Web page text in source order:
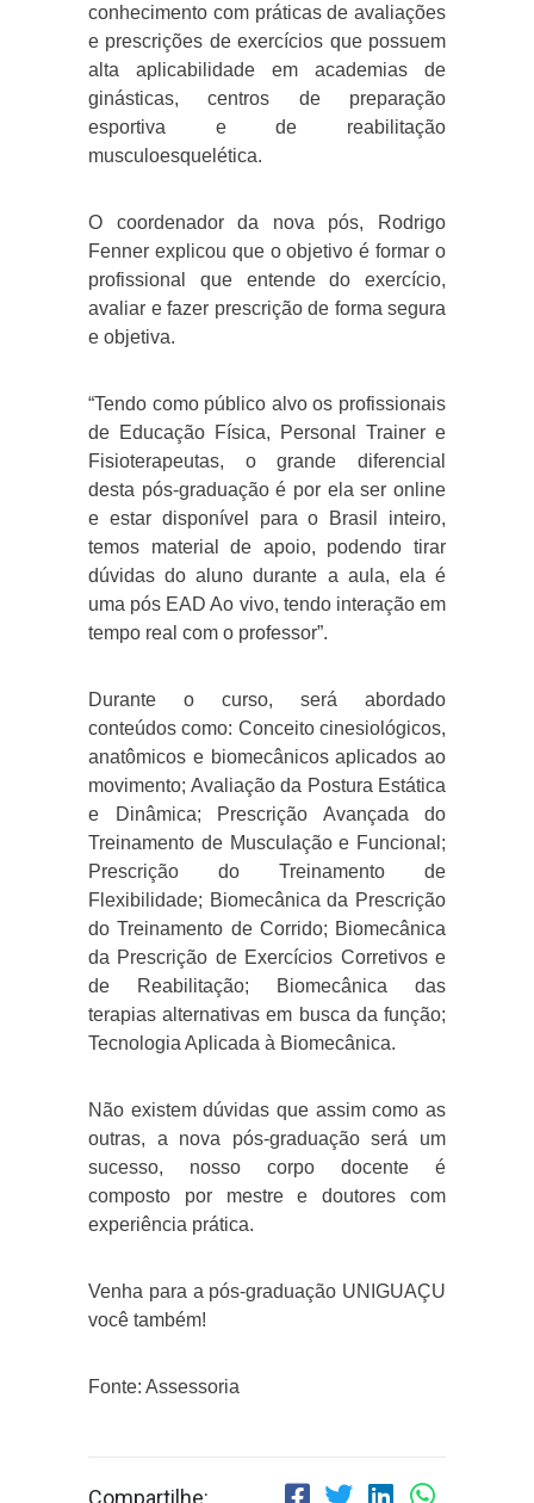
conhecimento com práticas de avaliações
e prescrições de exercícios que possuem
alta aplicabilidade em academias de
ginásticas, centros de preparação
esportiva e de reabilitação
musculoesquelética.
O coordenador da nova pós, Rodrigo
Fenner explicou que o objetivo é formar o
profissional que entende do exercício,
avaliar e fazer prescrição de forma segura
e objetiva.
“Tendo como público alvo os profissionais
de Educação Física, Personal Trainer e
Fisioterapeutas, o grande diferencial
desta pós-graduação é por ela ser online
e estar disponível para o Brasil inteiro,
temos material de apoio, podendo tirar
dúvidas do aluno durante a aula, ela é
uma pós EAD Ao vivo, tendo interação em
tempo real com o professor”.
Durante o curso, será abordado
conteúdos como: Conceito cinesiológicos,
anatômicos e biomecânicos aplicados ao
movimento; Avaliação da Postura Estática
e Dinâmica; Prescrição Avançada do
Treinamento de Musculação e Funcional;
Prescrição do Treinamento de
Flexibilidade; Biomecânica da Prescrição
do Treinamento de Corrido; Biomecânica
da Prescrição de Exercícios Corretivos e
de Reabilitação; Biomecânica das
terapias alternativas em busca da função;
Tecnologia Aplicada à Biomecânica.
Não existem dúvidas que assim como as
outras, a nova pós-graduação será um
sucesso, nosso corpo docente é
composto por mestre e doutores com
experiência prática.
Venha para a pós-graduação UNIGUAÇU
você também!
Fonte: Assessoria
Compartilhe: